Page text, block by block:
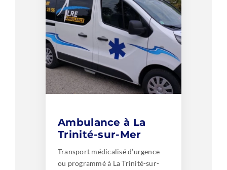
Ambulance à La
Trinité-sur-Mer
Transport médicalisé d’urgence
ou programmé à La Trinité-sur-